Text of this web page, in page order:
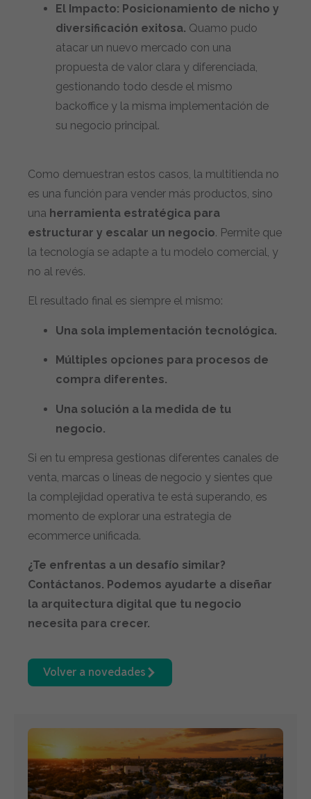
El Impacto: Posicionamiento de nicho y
diversificación exitosa. Quamo pudo
atacar un nuevo mercado con una
propuesta de valor clara y diferenciada,
gestionando todo desde el mismo
backoffice y la misma implementación de
su negocio principal.
Como demuestran estos casos, la multitienda no
es una función para vender más productos, sino
una herramienta estratégica para
estructurar y escalar un negocio. Permite que
la tecnología se adapte a tu modelo comercial, y
no al revés.
El resultado final es siempre el mismo:
Una sola implementación tecnológica.
Múltiples opciones para procesos de
compra diferentes.
Una solución a la medida de tu
negocio.
Si en tu empresa gestionas diferentes canales de
venta, marcas o líneas de negocio y sientes que
la complejidad operativa te está superando, es
momento de explorar una estrategia de
ecommerce unificada.
¿Te enfrentas a un desafío similar?
Contáctanos. Podemos ayudarte a diseñar
la arquitectura digital que tu negocio
necesita para crecer.
Volver a novedades